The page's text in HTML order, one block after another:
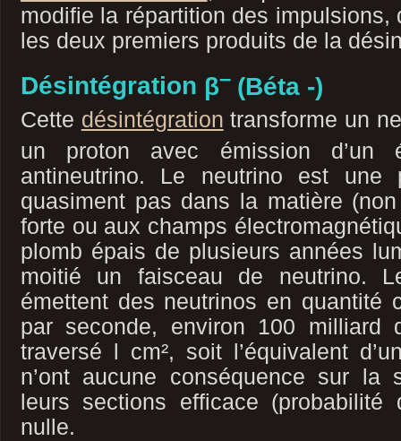
modifie la répartition des impulsions,
les deux premiers produits de la
Désintégration β– (Béta -)
Cette désintégration transforme un
un proton avec émission d’un
antineutrino. Le neutrino est une
quasiment pas dans la matière
forte ou aux champs
plomb épais de plusieurs années
moitié un faisceau de neutrino.
émettent des neutrinos en quantité
par seconde, environ 100 milliard
traversé l cm², soit l’équivalent
n’ont aucune conséquence sur la
leurs sections efficace (probabilité
nulle.